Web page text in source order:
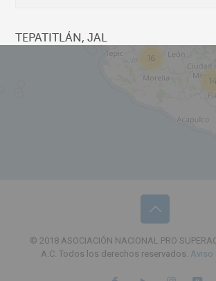
16
14
© 2018 ASOCIACIÓN NACIONAL PRO
A.C. Todos los derechos reservados. Aviso
TEPATITLÁN, JAL